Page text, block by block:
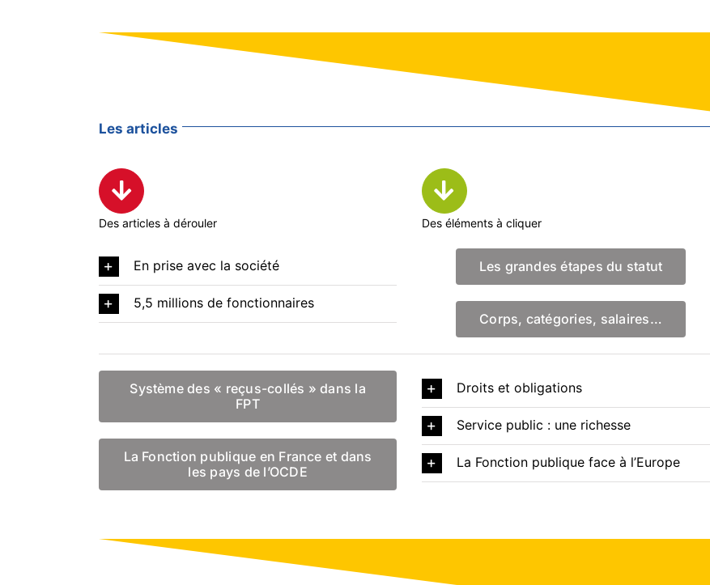
Les articles
Des articles à dérouler
En prise avec la société
5,5 millions de fonctionnaires
Des éléments à cliquer
Les grandes étapes du statut
Corps, catégories, salaires…
Système des « reçus-collés » dans la
FPT
La Fonction publique en France et dans
les pays de l’OCDE
Droits et obligations
Service public : une richesse
La Fonction publique face à l’Europe